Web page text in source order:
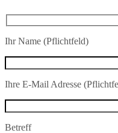
Ihr Name (Pflichtfeld)
Ihre E-Mail Adresse
Betreff